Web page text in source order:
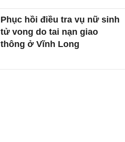
Phục hồi điều tra vụ nữ sinh
tử vong do tai nạn giao
thông ở Vĩnh Long